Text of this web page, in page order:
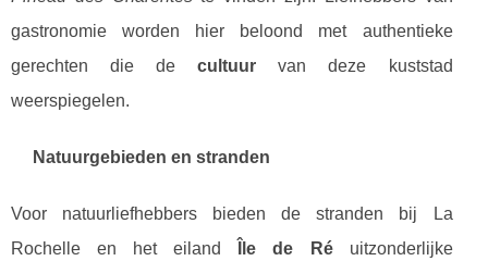
gastronomie worden hier beloond met authentieke
gerechten die decultuur van deze kuststad
weerspiegelen.
Natuurgebieden en stranden
Voor natuurliefhebbers bieden de stranden bij La
Rochelle en het eiland
Île de Réuitzonderlijke